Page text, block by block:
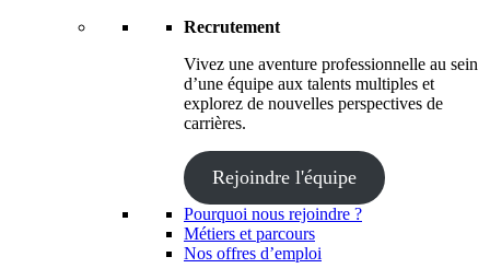
Recrutement
Vivez une aventure professionnelle au sein
d’une équipe aux talents multiples et
explorez de nouvelles perspectives de
carrières.
Rejoindre l'équipe
Pourquoi nous rejoindre ?
Métiers et parcours
Nos offres d’emploi